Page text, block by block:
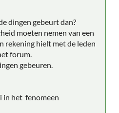
dingen gebeurt dan?
moeten nemen van een
rekening hielt met de leden
forum.
gebeuren.
in het fenomeen